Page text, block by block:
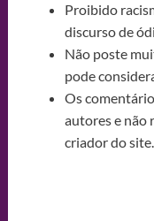
Proibido
discurso de
Não poste
pode
Os
autores e não
criador do site.